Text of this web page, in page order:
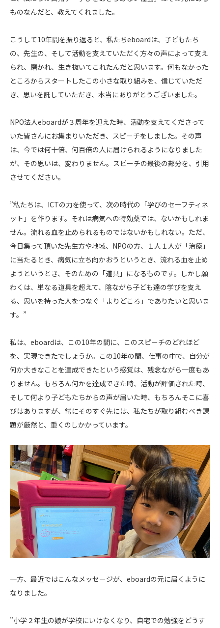
ものなんだと、教えてくれました。
こうして10年間を振り返ると、私たちeboardは、子どもたち
の、先生の、そして活動を支えていただく方々の声によって支え
られ、磨かれ、生き抜いてこれたんだと思います。何もなかった
ところからスタートしたこの小さな取り組みを、信じていただ
き、思いを託していただき、本当にありがとうございました。
NPO法人eboardが３周年を迎えた時、活動を支えてくださって
いた皆さんにお集まりいただき、スピーチをしました。その声
は、今では何十倍、何百倍の人に届けられるようになりました
が、その思いは、変わりません。スピーチの最後の部分を、引用
させてください。
”私たちは、ICTの力を使って、次の時代の「学びのセーフティネ
ット」を作ります。それは病気への特効薬では、ないかもしれま
せん。流れる血を止められるものではないかもしれない。ただ、
今日集って頂いた先生方や地域、NPOの方、１人１人が「治療」
に当たるとき、病気に立ち向かおうというとき、流れる血を止め
ようというとき、そのための「道具」になるものです。しかし願
わくは、単なる道具を超えて、陰ながら子ども達の学びを支え
る、思いを持った人をつなぐ「よりどころ」でありたいと思いま
す。”
私は、eboardは、この10年の間に、このスピーチのどれほど
を、実現できたでしょうか。この10年の間、仕事の中で、自分が
何か大きなことを達成できたという感覚は、残念ながら一度もあ
りません。もちろん何かを達成できた時、活動が評価された時、
そして何より子どもたちからの声が届いた時、もちろんそこに喜
びはありますが、常にそのすぐ先には、私たちが取り組むべき課
題が厳然と、重くのしかかっています。
一方、最近ではこんなメッセージが、eboardの元に届くように
なりました。
”小学２年生の娘が学校にいけなくなり、自宅での勉強をどうす